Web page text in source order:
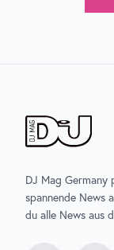
DJ Mag
spannende News
du alle News aus